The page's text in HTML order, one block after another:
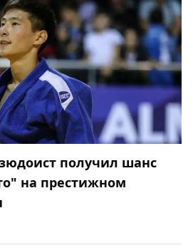
получил шанс
на престижном